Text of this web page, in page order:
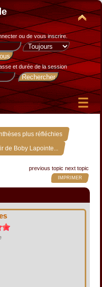
ou de vous inscrire.
et durée de la session
plus réfléchies »
de Boby Lapointe...
previous topic next topic
IMPRIMER